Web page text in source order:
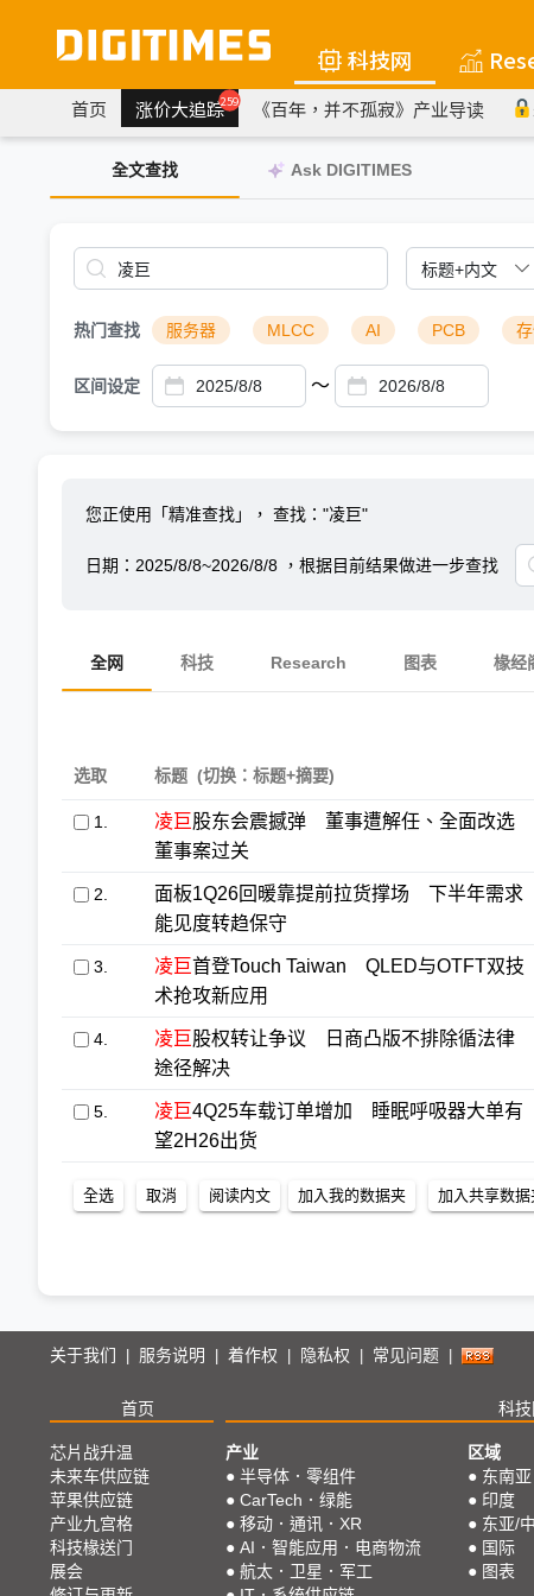
科技网
首页 涨价大追踪259 《百年，并不孤寂》产业导读
全文查找 Ask DIGITIMES
热门查找 服务器 MLCC AI PCB
区间设定 ～
您正使用「精准查找」， 查找："凌巨"
日期： 2025/8/8~2026/8/8 ，根据目前结果做进一步查找
全网 科技 Research 图表 椽经
选取 标题 (切换：标题+摘要)
1. 凌巨股东会震撼弹 董事遭解任、全面改选
董事案过关
2.
面板1Q26回暖靠提前拉货撑场 下半年需求
能见度转趋保守
3. 凌巨首登Touch Taiwan QLED与OTFT双技
术抢攻新应用
4. 凌巨股权转让争议 日商凸版不排除循法律
途径解决
5. 凌巨4Q25车载订单增加 睡眠呼吸器大单有
望2H26出货
关于我们 服务说明 着作权 隐私权 常见问题
首页 科技
芯片战升温
未来车供应链
苹果供应链
产业九宫格
科技椽送门
展会
产业
● 半导体．零组件
● CarTech．绿能
● 移动．通讯．XR
● AI．智能应用．电商物流
● 航太．卫星．军工
区域
● 东南亚
● 印度
● 东亚/
● 国际
● 图表